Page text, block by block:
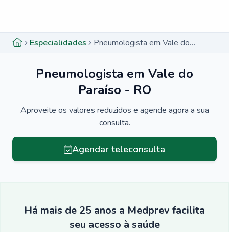
Especialidades Pneumologista em Vale do Paraíso - RO
Pneumologista em Vale do
Paraíso - RO
Aproveite os valores reduzidos e agende agora a sua
consulta.
Agendar teleconsulta
Há mais de 25 anos a Medprev facilita
seu acesso à saúde